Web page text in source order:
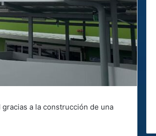
a la construcción de una